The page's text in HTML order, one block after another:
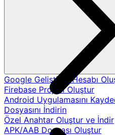
Google Geliştirici Hesabı
Firebase Projesi Oluştur
Android Uygulamasını
Dosyasını İndirin
Özel Anahtar Oluştur ve İndir
APK/AAB Dosyası Oluştur